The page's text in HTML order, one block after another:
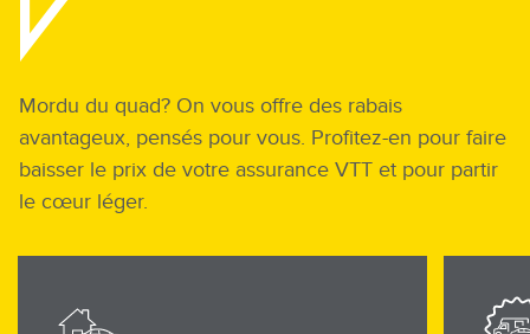
Mordu du quad? On vous offre des rabais
avantageux, pensés pour vous. Profitez-en pour faire
baisser le prix de votre assurance VTT et pour partir
le cœur léger.